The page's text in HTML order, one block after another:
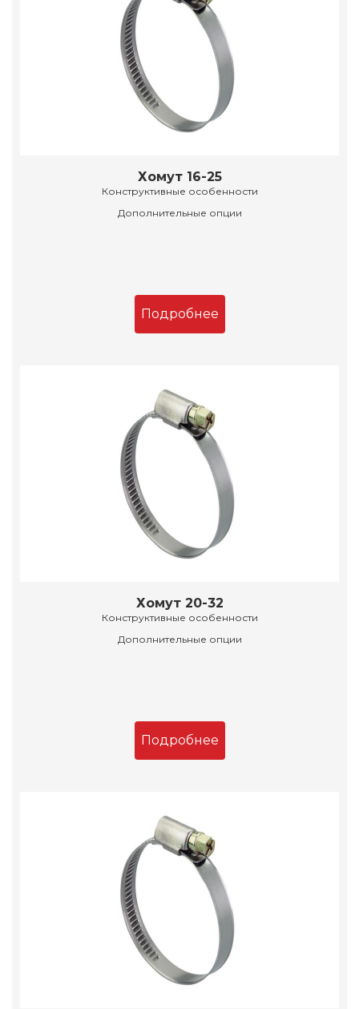
Хомут 16-25
Конструктивные особенности
Дополнительные опции
Подробнее
Хомут 20-32
Конструктивные особенности
Дополнительные опции
Подробнее